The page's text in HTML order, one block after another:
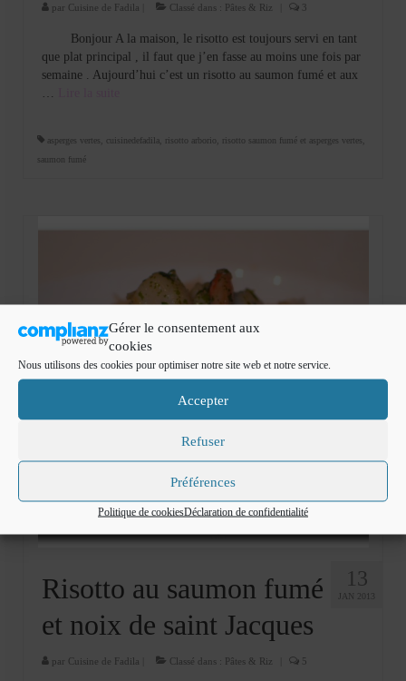
Gérer le consentement aux
cookies
Nous utilisons des cookies pour optimiser notre site web et notre service.
Accepter
Refuser
Préférences
Politique de cookiesDéclaration de confidentialité
par Cuisine de Fadila Classé dans : Pâtes & Riz 3
Bonjour A la maison, le risotto est toujours servi en tant
que plat principal , il faut que j’en fasse au moins une fois par
semaine . Aujourd’hui c’est un risotto au saumon fumé et aux
asperges vertes cuisinedefadila risotto arborio risotto saumon fumé et asperges vertes
saumon fumé
13
JAN 2013
Risotto au saumon fumé
et noix de saint Jacques
par Cuisine de Fadila Classé dans : Pâtes & Riz 5